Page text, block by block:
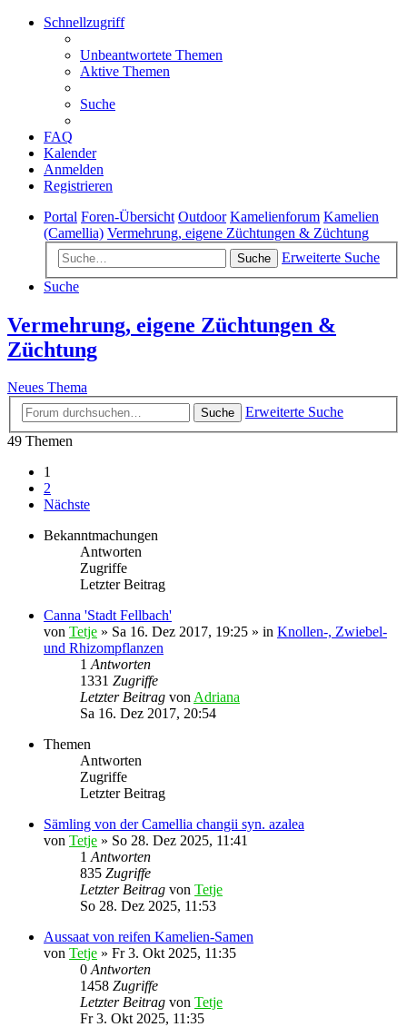
Schnellzugriff
Unbeantwortete Themen
Aktive Themen
Suche
FAQ
Kalender
Anmelden
Registrieren
Portal Foren-Übersicht Outdoor Kamelienforum Kamelien
(Camellia) Vermehrung, eigene Züchtungen & Züchtung
Suche
Erweiterte Suche
Suche
Vermehrung, eigene Züchtungen &
Züchtung
Neues Thema
Suche
Erweiterte Suche
49 Themen
1
2
Nächste
Bekanntmachungen
Antworten
Zugriffe
Letzter Beitrag
Canna 'Stadt Fellbach'
von Tetje » Sa 16. Dez 2017, 19:25 » in Knollen-, Zwiebel-
und Rhizompflanzen
1 Antworten
1331 Zugriffe
Letzter Beitrag von Adriana
Sa 16. Dez 2017, 20:54
Themen
Antworten
Zugriffe
Letzter Beitrag
Sämling von der Camellia changii syn. azalea
von Tetje » So 28. Dez 2025, 11:41
1 Antworten
835 Zugriffe
Letzter Beitrag von Tetje
So 28. Dez 2025, 11:53
Aussaat von reifen Kamelien-Samen
von Tetje » Fr 3. Okt 2025, 11:35
0 Antworten
1458 Zugriffe
Letzter Beitrag von Tetje
Fr 3. Okt 2025, 11:35